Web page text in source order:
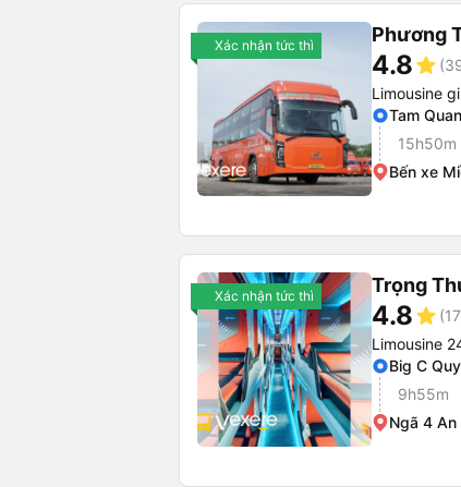
Xác nhận tức thì Phương
4.8star
Limousine
Tam Quan
15h50m
Bến xe
Xác nhận tức thì Trọng
4.8star
Limousine
Big C
9h55m
Ngã 4 An